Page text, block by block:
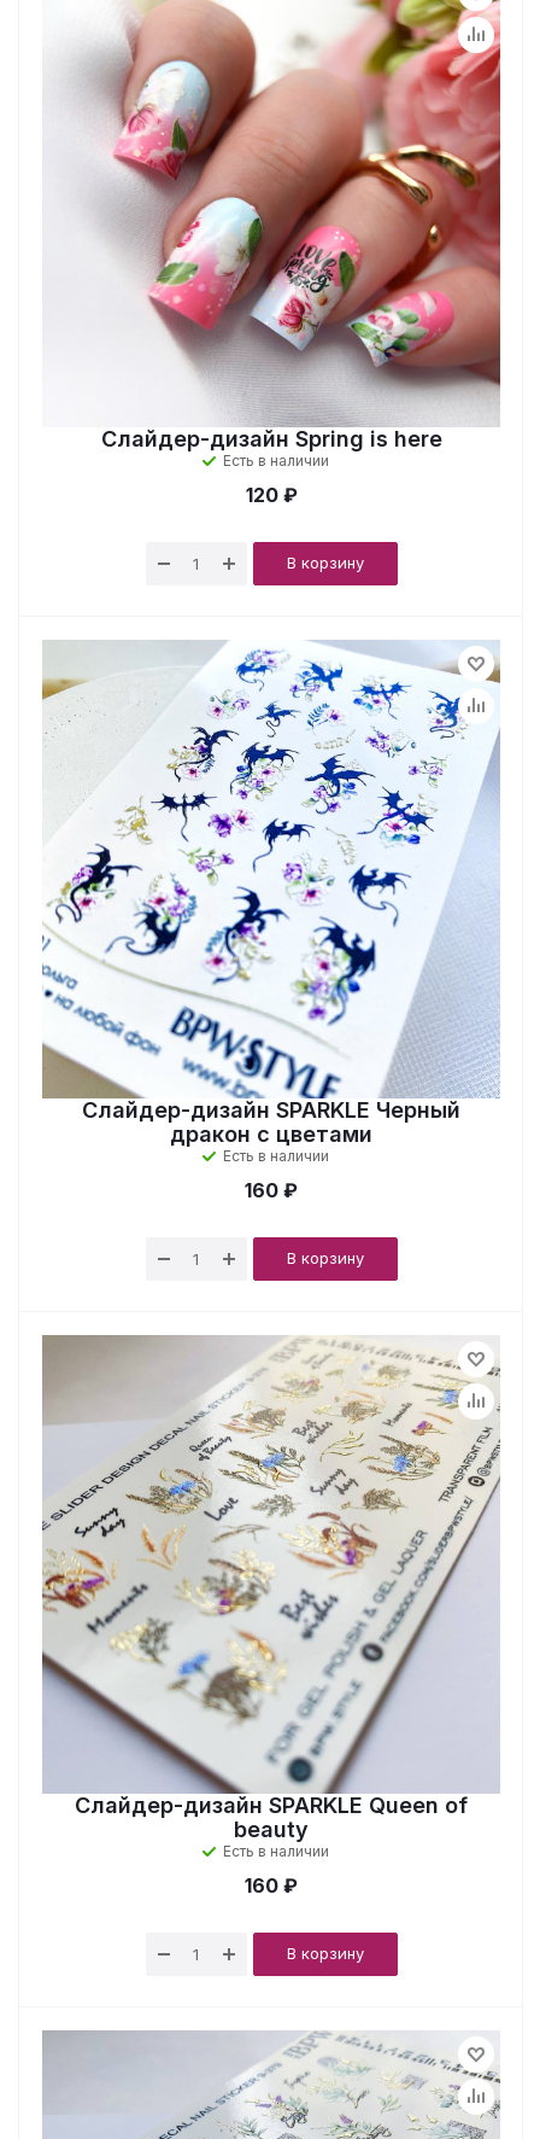
Слайдер-дизайн Spring is here
Есть в наличии
120 ₽
В корзину
Слайдер-дизайн SPARKLE Черный
дракон с цветами
Есть в наличии
160 ₽
В корзину
Слайдер-дизайн SPARKLE Queen of
beauty
Есть в наличии
160 ₽
В корзину